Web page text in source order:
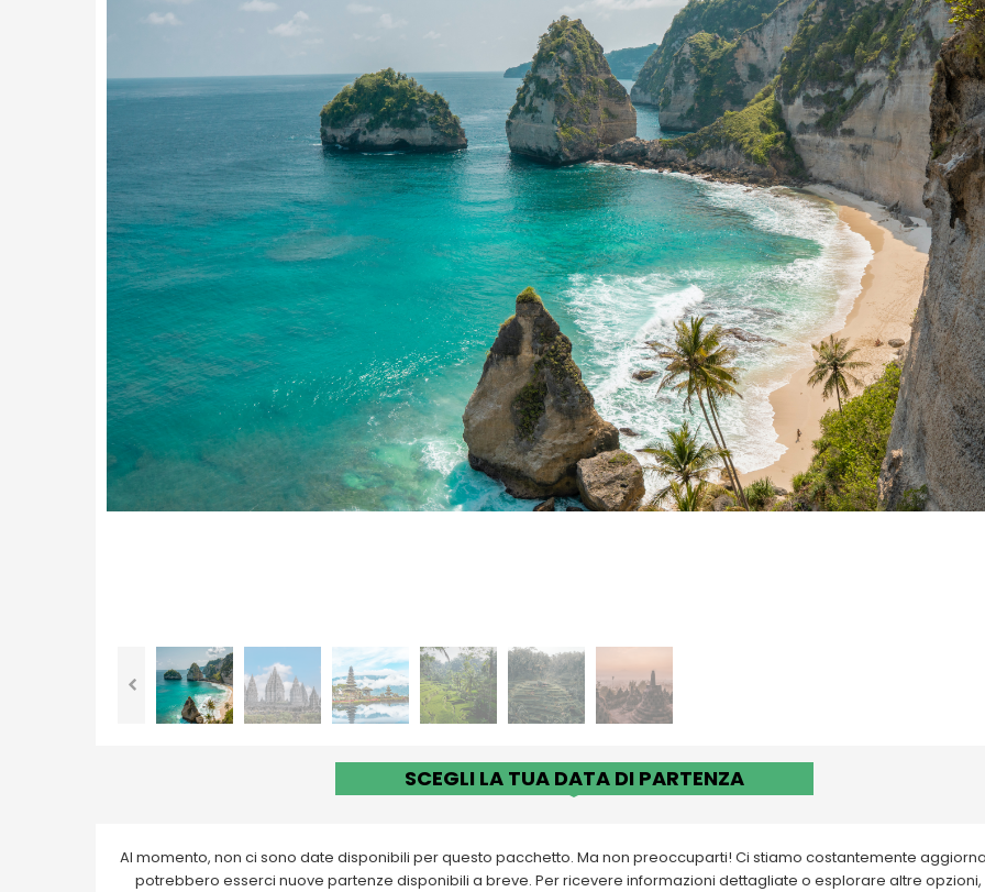
SCEGLI LA TUA DATA DI PARTENZA
Al momento, non ci sono date disponibili per questo pacchetto. Ma non preoccuparti! Ci stiamo costantemente
potrebbero esserci nuove partenze disponibili a breve. Per ricevere informazioni dettagliate o esplorare altre opzioni,